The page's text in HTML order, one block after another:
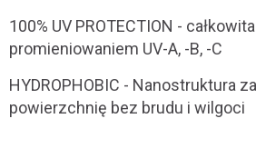
100% UV PROTECTION -
promieniowaniem UV-A, -B, -C
HYDROPHOBIC - Nanostruktura
powierzchnię bez brudu i wilgoci